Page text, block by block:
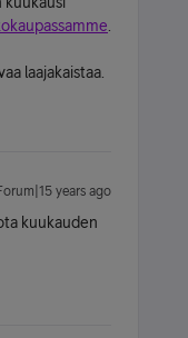
laajakaistaa.
years ago
kuukauden